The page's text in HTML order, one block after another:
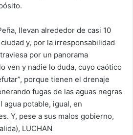
llevan alrededor de casi 10
y, por la irresponsabilidad
por un panorama
ven y nadie lo duda, cuyo caótico
porque tienen el drenaje
fugas de las aguas negras
agua potable, igual, en
Y, pese a sus malos gobierno,
LUCHAN